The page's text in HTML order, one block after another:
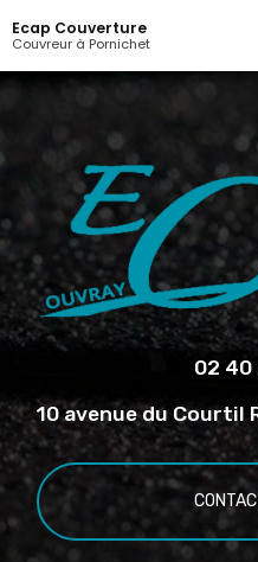
auEcap Couverture
Couvreur à Pornichet
02 40
10 avenue du Courtil